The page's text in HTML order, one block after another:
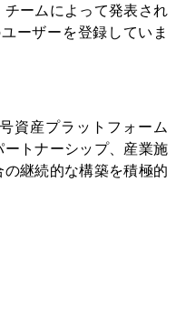
ームによって発表され
ーザーを登録していま
資産プラットフォーム
トナーシップ、産業施
継続的な構築を積極的